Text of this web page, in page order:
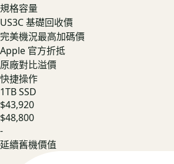
規格容量
US3C 基礎回收價
完美機況最高加碼價
Apple 官方折抵
原廠對比溢價
快捷操作
1TB SSD
$43,920
$48,800
-
延續舊機價值